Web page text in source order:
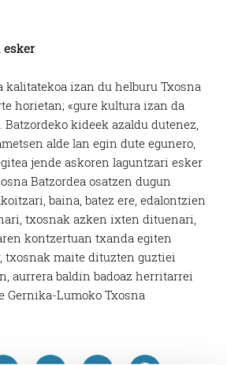
esker
kalitatekoa izan du helburu Txosna
horietan; «gure kultura izan da
Batzordeko kideek azaldu dutenez,
alde lan egin dute egunero,
jende askoren laguntzari esker
Batzordea osatzen dugun
baina, batez ere, edalontzien
txosnak azken ixten dituenari,
kontzertuan txanda egiten
txosnak maite dituzten guztiei
aurrera baldin badoaz herritarrei
Gernika-Lumoko Txosna